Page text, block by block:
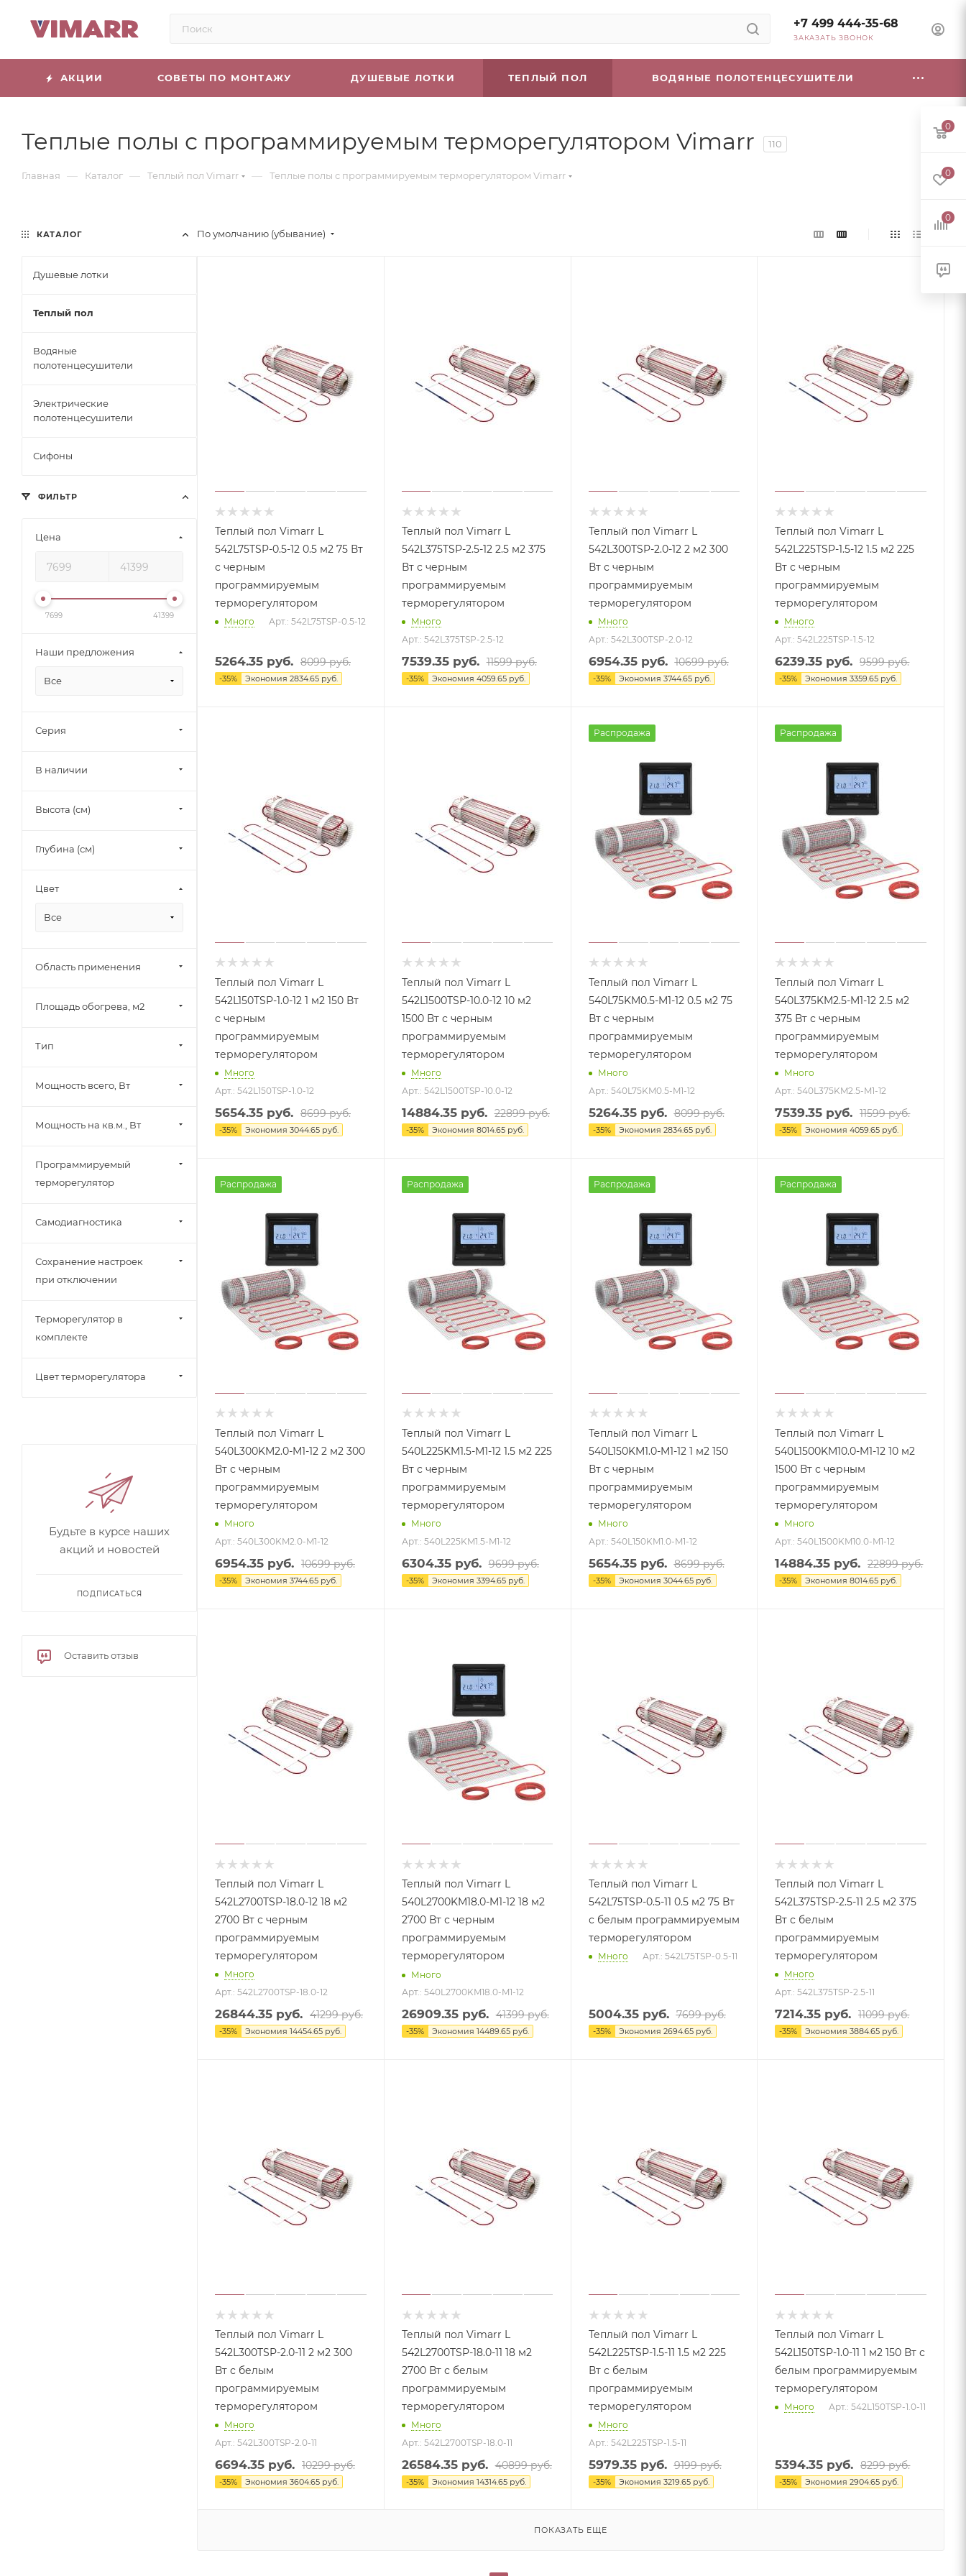
+7 499 444-35-68
ЗАКАЗАТЬ ЗВОНОК
АКЦИИ СОВЕТЫ ПО МОНТАЖУ ДУШЕВЫЕ ЛОТКИ ТЕПЛЫЙ ПОЛ ВОДЯНЫЕ ПОЛОТЕНЦЕСУШИТЕЛИ
Теплые полы с программируемым терморегулятором Vimarr 110
Главная — Каталог — Теплый пол Vimarr — Теплые полы с программируемым терморегулятором Vimarr
По умолчанию (убывание)
Теплый пол Vimarr L
542L75TSP-0.5-12 0.5 м2 75 Вт
с черным
программируемым
терморегулятором
Много Арт.: 542L75TSP-0.5-12
5264.35 руб. 8099руб.
-35% Экономия 2834.65 руб.
Теплый пол Vimarr L
542L375TSP-2.5-12 2.5 м2 375
Вт с черным
программируемым
терморегулятором
Много
Арт.: 542L375TSP-2.5-12
7539.35руб. 11599руб.
-35% Экономия 4059.65руб.
Теплый пол Vimarr L
542L300TSP-2.0-12 2 м2 300
Вт с черным
программируемым
терморегулятором
Много
Арт.: 542L300TSP-2.0-12
6954.35руб. 10699руб.
-35% Экономия 3744.65руб.
Теплый пол Vimarr L
542L225TSP-1.5-12 1.5 м2 225
Вт с черным
программируемым
терморегулятором
Много
Арт.: 542L225TSP-1.5-12
6239.35 руб. 9599руб.
-35% Экономия3359.65 руб.
Теплый пол Vimarr L
542L150TSP-1.0-12 1 м2 150 Вт
с черным
программируемым
терморегулятором
Много
Арт.: 542L150TSP-1.0-12
5654.35 руб. 8699руб.
-35% Экономия 3044.65 руб.
Теплый пол Vimarr L
542L1500TSP-10.0-12 10 м2
1500 Вт с черным
программируемым
терморегулятором
Много
Арт.: 542L1500TSP-10.0-12
14884.35руб. 22899руб.
-35% Экономия 8014.65руб.
Распродажа
Теплый пол Vimarr L
540L75KM0.5-M1-12 0.5 м2 75
Вт с черным
программируемым
терморегулятором
Много
Арт.: 540L75KM0.5-M1-12
5264.35руб. 8099руб.
-35% Экономия 2834.65руб.
Распродажа
Теплый пол Vimarr L
540L375KM2.5-M1-12 2.5 м2
375 Вт с черным
программируемым
терморегулятором
Много
Арт.: 540L375KM2.5-M1-12
7539.35 руб. 11599руб.
-35% Экономия4059.65 руб.
Распродажа
Теплый пол Vimarr L
540L300KM2.0-M1-12 2 м2 300
Вт с черным
программируемым
терморегулятором
Много
Арт.: 540L300KM2.0-M1-12
6954.35 руб. 10699руб.
-35% Экономия 3744.65 руб.
Распродажа
Теплый пол Vimarr L
540L225KM1.5-M1-12 1.5 м2 225
Вт с черным
программируемым
терморегулятором
Много
Арт.: 540L225KM1.5-M1-12
6304.35руб. 9699руб.
-35% Экономия 3394.65руб.
Распродажа
Теплый пол Vimarr L
540L150KM1.0-M1-12 1 м2 150
Вт с черным
программируемым
терморегулятором
Много
Арт.: 540L150KM1.0-M1-12
5654.35руб. 8699руб.
-35% Экономия 3044.65руб.
Распродажа
Теплый пол Vimarr L
540L1500KM10.0-M1-12 10 м2
1500 Вт с черным
программируемым
терморегулятором
Много
Арт.: 540L1500KM10.0-M1-12
14884.35 руб. 22899руб.
-35% Экономия8014.65 руб.
Теплый пол Vimarr L
542L2700TSP-18.0-12 18 м2
2700 Вт с черным
программируемым
терморегулятором
Много
Арт.: 542L2700TSP-18.0-12
26844.35 руб. 41299руб.
-35% Экономия 14454.65 руб.
Теплый пол Vimarr L
540L2700KM18.0-M1-12 18 м2
2700 Вт с черным
программируемым
терморегулятором
Много
Арт.: 540L2700KM18.0-M1-12
26909.35руб. 41399руб.
-35% Экономия 14489.65руб.
Теплый пол Vimarr L
542L75TSP-0.5-11 0.5 м2 75 Вт
с белым программируемым
терморегулятором
Много Арт.: 542L75TSP-0.5-11
5004.35руб. 7699руб.
-35% Экономия 2694.65руб.
Теплый пол Vimarr L
542L375TSP-2.5-11 2.5 м2 375
Вт с белым
программируемым
терморегулятором
Много
Арт.: 542L375TSP-2.5-11
7214.35 руб. 11099руб.
-35% Экономия3884.65 руб.
Теплый пол Vimarr L
542L300TSP-2.0-11 2 м2 300
Вт с белым
программируемым
терморегулятором
Много
Арт.: 542L300TSP-2.0-11
6694.35 руб. 10299руб.
-35% Экономия 3604.65 руб.
Теплый пол Vimarr L
542L2700TSP-18.0-11 18 м2
2700 Вт с белым
программируемым
терморегулятором
Много
Арт.: 542L2700TSP-18.0-11
26584.35руб. 40899руб.
-35% Экономия 14314.65руб.
Теплый пол Vimarr L
542L225TSP-1.5-11 1.5 м2 225
Вт с белым
программируемым
терморегулятором
Много
Арт.: 542L225TSP-1.5-11
5979.35руб. 9199руб.
-35% Экономия 3219.65руб.
Теплый пол Vimarr L
542L150TSP-1.0-11 1 м2 150 Вт с
белым программируемым
терморегулятором
Много Арт.: 542L150TSP-1.0-11
5394.35 руб. 8299руб.
-35% Экономия2904.65 руб.
ПОКАЗАТЬ ЕЩЕ
КАТАЛОГ
Душевые лотки
Теплый пол
Водяные
полотенцесушители
Электрические
полотенцесушители
Сифоны
ФИЛЬТР
Цена
7699 41399
Наши предложения
Все
Серия
В наличии
Высота (см)
Глубина (см)
Цвет
Все
Область применения
Площадь обогрева, м2
Тип
Мощность всего, Вт
Мощность на кв.м., Вт
Программируемый
терморегулятор
Самодиагностика
Сохранение настроек
при отключении
Терморегулятор в
комплекте
Цвет терморегулятора
Будьте в курсе наших
акций и новостей
ПОДПИСАТЬСЯ
Оставить отзыв
0
0
0